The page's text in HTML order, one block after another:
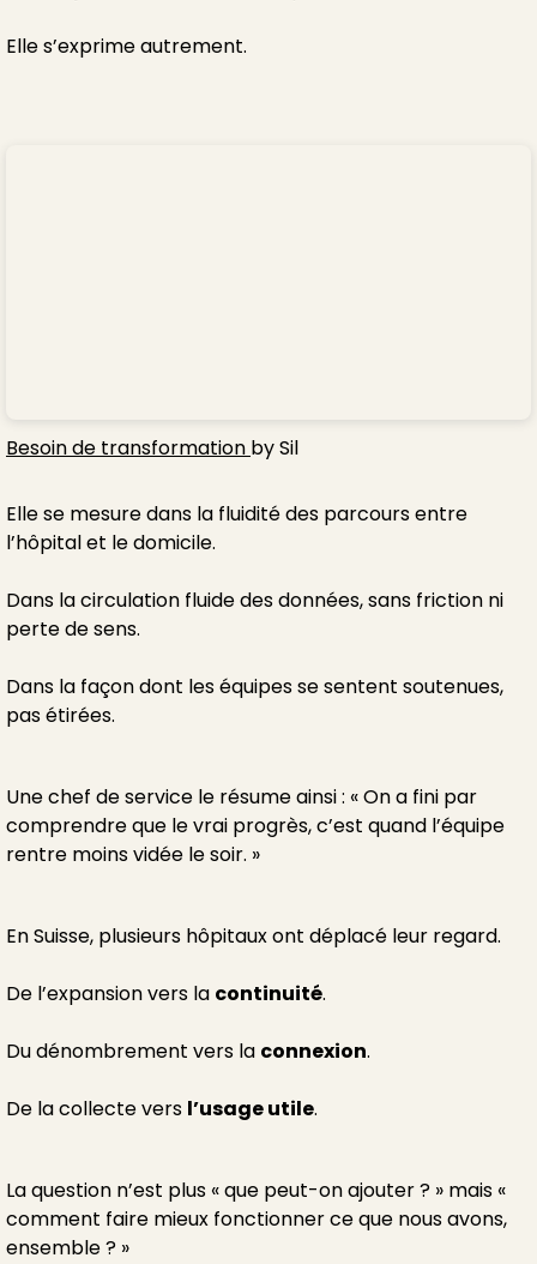
Elle s’exprime autrement.
Besoin de transformation by Sil
Elle se mesure dans la fluidité des parcours entre
l’hôpital et le domicile.
Dans la circulation fluide des données, sans friction ni
perte de sens.
Dans la façon dont les équipes se sentent soutenues,
pas étirées.
Une chef de service le résume ainsi : « On a fini par
comprendre que le vrai progrès, c’est quand l’équipe
rentre moins vidée le soir. »
En Suisse, plusieurs hôpitaux ont déplacé leur regard.
De l’expansion vers la continuité.
Du dénombrement vers la connexion.
De la collecte vers l’usage utile.
La question n’est plus « que peut-on ajouter ? » mais «
comment faire mieux fonctionner ce que nous avons,
ensemble ? »